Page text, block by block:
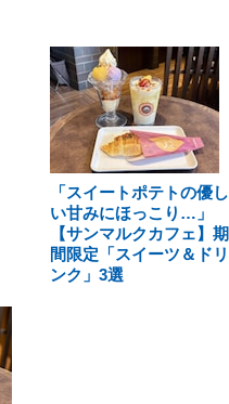
「スイートポテトの優し
い甘みにほっこり…」
【サンマルクカフェ】期
間限定「スイーツ＆ドリ
ンク」3選